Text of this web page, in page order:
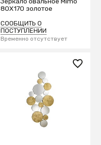
80X170 золотое
СООБЩИТЬ О
ПОСТУПЛЕНИИ
Временно отсутствует